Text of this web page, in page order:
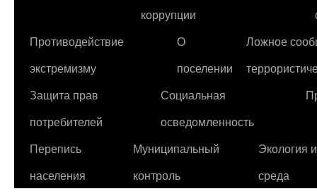
коррупции
Противодействие
экстремизму
О
поселении
Ложное
Защита прав
потребителей
Социальная
осведомленность
Перепись
населения
Муниципальный
контроль
Экология
среда